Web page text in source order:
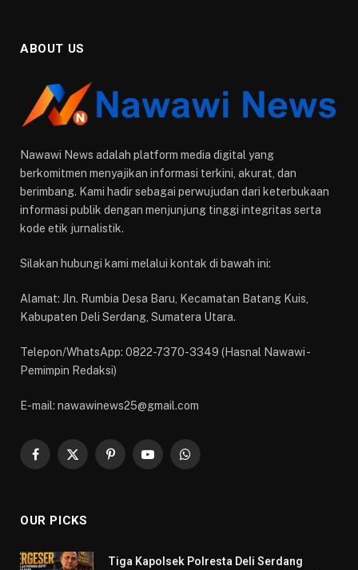
ABOUT US
Nawawi News adalah platform media digital yang
berkomitmen menyajikan informasi terkini, akurat, dan
berimbang. Kami hadir sebagai perwujudan dari keterbukaan
informasi publik dengan menjunjung tinggi integritas serta
kode etik jurnalistik.
Silakan hubungi kami melalui kontak di bawah ini:
Alamat: Jln. Rumbia Desa Baru, Kecamatan Batang Kuis,
Kabupaten Deli Serdang, Sumatera Utara.
Telepon/WhatsApp: 0822-7370-3349 (Hasnal Nawawi -
Pemimpin Redaksi)
E-mail: nawawinews25@gmail.com
Facebook
X
PinterestYouTubeWhatsApp
OUR PICKS
Tiga Kapolsek Polresta Deli Serdang